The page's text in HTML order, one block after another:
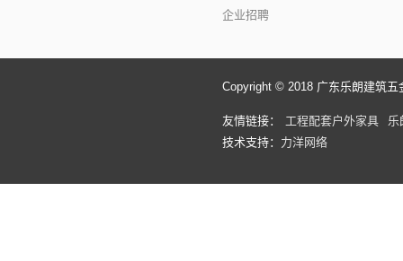
企业招聘
Copyright © 2018 广东乐朗建筑
友情链接： 工程配套户外家具
乐
技术支持： 力洋网络